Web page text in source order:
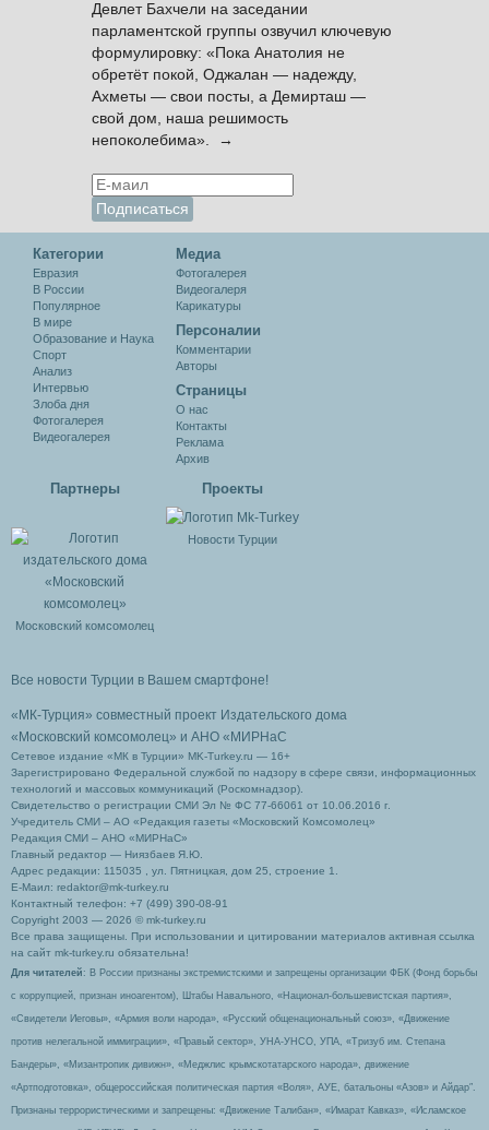
Девлет Бахчели на заседании
парламентской группы озвучил ключевую
формулировку: «Пока Анатолия не
обретёт покой, Оджалан — надежду,
Ахметы — свои посты, а Демирташ —
свой дом, наша решимость
непоколебима». →
Категории
Евразия
В России
Популярное
В мире
Образование и Наука
Спорт
Анализ
Интервью
Злоба дня
Фотогалерея
Видеогалерея
Медиа
Фотогалерея
Видеогалеря
Карикатуры
Персоналии
Комментарии
Авторы
Cтраницы
О нас
Контакты
Реклама
Архив
Партнеры
Московский комсомолец
Проекты
Новости Турции
Все новости Турции в Вашем смартфоне!
«МК-Турция» совместный проект Издательского дома
«Московский комсомолец» и АНО «МИРНаС
Сетевое издание «МК в Турции» MK-Turkey.ru — 16+
Зарегистрировано Федеральной службой по надзору в сфере связи, информационных
технологий и массовых коммуникаций (Роскомнадзор).
Свидетельство о регистрации СМИ Эл № ФС 77-66061 от 10.06.2016 г.
Учредитель СМИ – АО «Редакция газеты «Московский Комсомолец»
Редакция СМИ – АНО «МИРНаС»
Главный редактор — Ниязбаев Я.Ю.
Адрес редакции: 115035 , ул. Пятницкая, дом 25, строение 1.
Е-Маил: redaktor@mk-turkey.ru
Контактный телефон: +7 (499) 390-08-91
Copyright 2003 — 2026 © mk-turkey.ru
Все права защищены. При использовании и цитировании материалов активная ссылка
на сайт mk-turkey.ru обязательна!
Для читателей : В России признаны экстремистскими и запрещены организации ФБК (Фонд борьбы
с коррупцией, признан иноагентом), Штабы Навального, «Национал-большевистская партия»,
«Свидетели Иеговы», «Армия воли народа», «Русский общенациональный союз», «Движение
против нелегальной иммиграции», «Правый сектор», УНА-УНСО, УПА, «Тризуб им. Степана
Бандеры», «Мизантропик дивижн», «Меджлис крымскотатарского народа», движение
«Артподготовка», общероссийская политическая партия «Воля», АУЕ, батальоны «Азов» и Айдар″.
Признаны террористическими и запрещены: «Движение Талибан», «Имарат Кавказ», «Исламское